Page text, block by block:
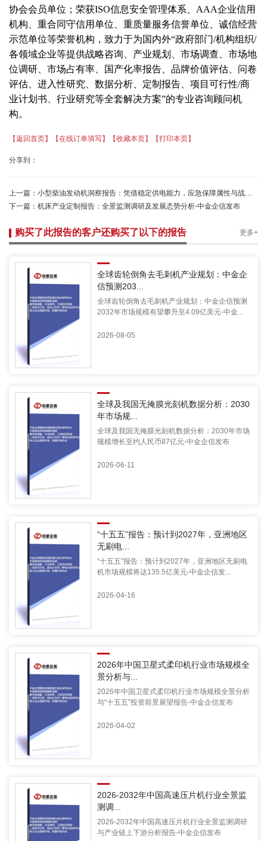
协会会员单位；荣获ISO信息安全管理体系、 AAA企业信用
机构
重合同守信用单位 重质量服务信誉单位
诚信经营
示范单位等荣誉机构，致力于为国内外“政府部门/机构组织/
各领域企业等提供战略咨询 、产业规划、 市场调查、 市场地
位调研
市场占有率、国产化率报告
品牌价值评估、问卷
评估、 进入性研究、 数据分析、定制报告、 项目可行性/商
业计划书、行业研究等全套解决方案”的专业咨询顾问机
构。
【返回首页】 【在线订单填写】 【收藏本页】 【打印本页】
分享到：
上一篇： 小型柴油发动机洞察报告：凭借稳定供电能力，应急保障属性与战略价值持续提升-中金企信
下一篇： 机床产业定制报告：全景监测调研及发展态势分析-中金企信发布
购买了此报告的客户还购买了以下的报告 更多+
全球齿轮倒角去毛刺机产业规划：中金企
信预测203...
全球齿轮倒角去毛刺机产业规划：中金企信预测
2032年市场规模有望攀升至4.09亿美元-中金...
2026-08-05
全球及我国无掩膜光刻机数据分析：2030
年市场规...
全球及我国无掩膜光刻机数据分析：2030年市场
规模增长至约人民币87亿元-中金企信发布
2026-06-11
“十五五”报告：预计到2027年，亚洲地区
无刷电...
“十五五”报告：预计到2027年，亚洲地区无刷电
机市场规模将达135.5亿美元-中金企信发...
2026-04-16
2026年中国卫星式柔印机行业市场规模全
景分析与...
2026年中国卫星式柔印机行业市场规模全景分析
与“十五五”投资前景展望报告-中金企信发布
2026-04-02
2026-2032年中国高速压片机行业全景监
测调...
2026-2032年中国高速压片机行业全景监测调研
与产业链上下游分析报告-中金企信发布